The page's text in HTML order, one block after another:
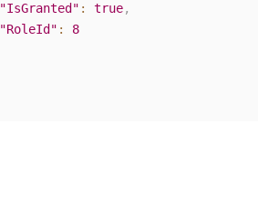
"IsGranted" : true,
"RoleId" :
8